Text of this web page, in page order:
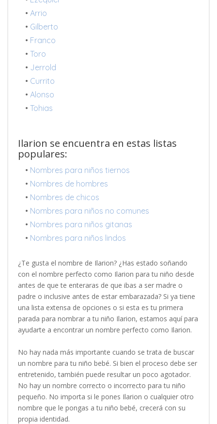
• Arrio
• Gilberto
• Franco
• Toro
• Jerrold
• Currito
• Alonso
• Tohias
Ilarion se encuentra en estas listas
populares:
• Nombres para niños tiernos
• Nombres de hombres
• Nombres de chicos
• Nombres para niños no comunes
• Nombres para niños gitanas
• Nombres para niños lindos
¿Te gusta el nombre de Ilarion? ¿Has estado soñando
con el nombre perfecto como Ilarion para tu niño desde
antes de que te enteraras de que ibas a ser madre o
padre o inclusive antes de estar embarazada? Si ya tiene
una lista extensa de opciones o si esta es tu primera
parada para nombrar a tu niño Ilarion, estamos aquí para
ayudarte a encontrar un nombre perfecto como Ilarion.
No hay nada más importante cuando se trata de buscar
un nombre para tu niño bebé. Si bien el proceso debe ser
entretenido, también puede resultar un poco agotador.
No hay un nombre correcto o incorrecto para tu niño
pequeño. No importa si le pones Ilarion o cualquier otro
nombre que le pongas a tu niño bebé, crecerá con su
propia identidad.